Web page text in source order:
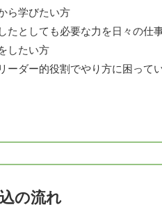
ら学びたい方
たとしても必要な力を日々の仕
したい方
ーダー的役割でやり方に困って
ーン理論の紹介：小林昭文さん
を深く理解し、それを自分の授
Youtube/
の流れ